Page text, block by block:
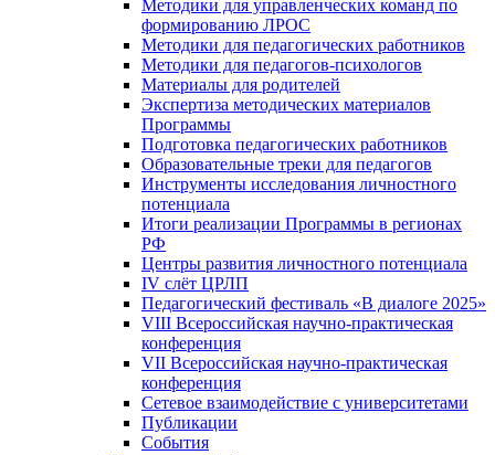
Методики для управленческих команд по
формированию ЛРОС
Методики для педагогических работников
Методики для педагогов-психологов
Материалы для родителей
Экспертиза методических материалов
Программы
Подготовка педагогических работников
Образовательные треки для педагогов
Инструменты исследования личностного
потенциала
Итоги реализации Программы в регионах
РФ
Центры развития личностного потенциала
IV слёт ЦРЛП
Педагогический фестиваль «В диалоге 2025»
VIII Всероссийская научно-практическая
конференция
VII Всероссийская научно-практическая
конференция
Сетевое взаимодействие с университетами
Публикации
События